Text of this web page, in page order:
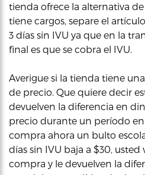
tienda ofrece la alternativa de
tiene cargos, separe el
3 días sin IVU ya que en la
final es que se cobra el IVU.
Averigue si la tienda tiene
de precio. Que quiere decir
devuelven la diferencia en
precio durante un período
compra ahora un bulto
días sin IVU baja a $30,
compra y le devuelven la